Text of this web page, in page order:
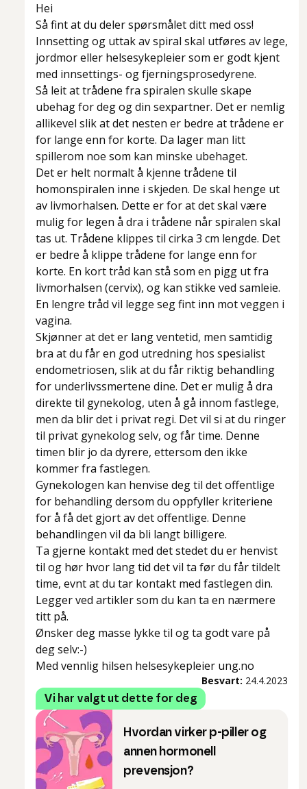
Hei
Så fint at du deler spørsmålet ditt med oss!
Innsetting og uttak av spiral skal utføres av lege,
jordmor eller helsesykepleier som er godt kjent
med innsettings- og fjerningsprosedyrene.
Så leit at trådene fra spiralen skulle skape
ubehag for deg og din sexpartner. Det er nemlig
allikevel slik at det nesten er bedre at trådene er
for lange enn for korte. Da lager man litt
spillerom noe som kan minske ubehaget.
Det er helt normalt å kjenne trådene til
homonspiralen inne i skjeden. De skal henge ut
av livmorhalsen. Dette er for at det skal være
mulig for legen å dra i trådene når spiralen skal
tas ut. Trådene klippes til cirka 3 cm lengde. Det
er bedre å klippe trådene for lange enn for
korte. En kort tråd kan stå som en pigg ut fra
livmorhalsen (cervix), og kan stikke ved samleie.
En lengre tråd vil legge seg fint inn mot veggen i
vagina.
Skjønner at det er lang ventetid, men samtidig
bra at du får en god utredning hos spesialist
endometriosen, slik at du får riktig behandling
for underlivssmertene dine. Det er mulig å dra
direkte til gynekolog, uten å gå innom fastlege,
men da blir det i privat regi. Det vil si at du ringer
til privat gynekolog selv, og får time. Denne
timen blir jo da dyrere, ettersom den ikke
kommer fra fastlegen.
Gynekologen kan henvise deg til det offentlige
for behandling dersom du oppfyller kriteriene
for å få det gjort av det offentlige. Denne
behandlingen vil da bli langt billigere.
Ta gjerne kontakt med det stedet du er henvist
til og hør hvor lang tid det vil ta før du får tildelt
time, evnt at du tar kontakt med fastlegen din.
Legger ved artikler som du kan ta en nærmere
titt på.
Ønsker deg masse lykke til og ta godt vare på
deg selv:-)
Med vennlig hilsen helsesykepleier ung.no
Besvart: 24.4.2023
Vi har valgt ut dette for deg
Hvordan virker p-piller og
annen hormonell
prevensjon?